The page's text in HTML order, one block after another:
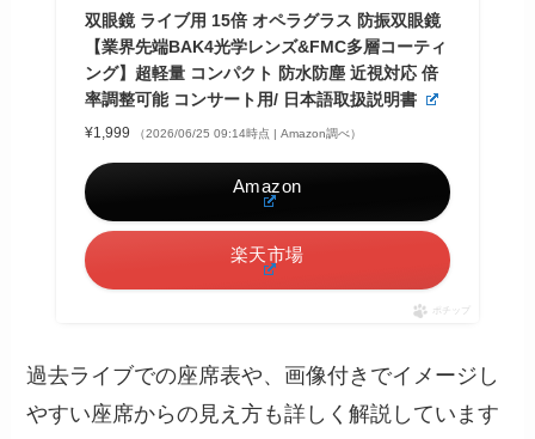
双眼鏡 ライブ用 15倍 オペラグラス 防振双眼鏡
【業界先端BAK4光学レンズ&FMC多層コーティ
ング】超軽量 コンパクト 防水防塵 近視対応 倍
率調整可能 コンサート用/ 日本語取扱説明書
¥1,999 （2026/06/25 09:14時点 | Amazon調べ）
Amazon
楽天市場
ポチップ
過去ライブでの座席表や、画像付きでイメージし
やすい座席からの見え方も詳しく解説しています